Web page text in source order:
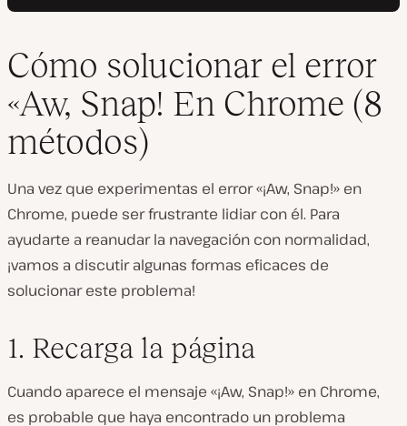
Cómo solucionar el error
«Aw, Snap! En Chrome (8
métodos)
Una vez que experimentas el error «¡Aw, Snap!» en
Chrome, puede ser frustrante lidiar con él. Para
ayudarte a reanudar la navegación con normalidad,
¡vamos a discutir algunas formas eficaces de
solucionar este problema!
1. Recarga la página
Cuando aparece el mensaje «¡Aw, Snap!» en Chrome,
es probable que haya encontrado un problema